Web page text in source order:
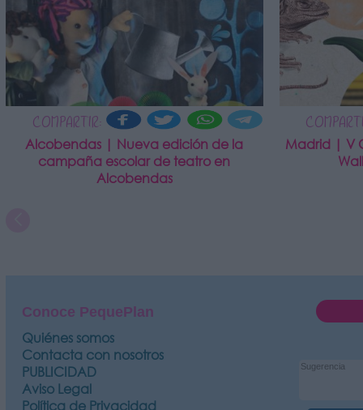
COMPARTIR:
Alcobendas | Nueva edición de la
campaña escolar de teatro en
Alcobendas
Madrid | V
Conoce PequePlan
Quiénes somos
Contacta con nosotros
PUBLICIDAD
Aviso Legal
Política de Privacidad